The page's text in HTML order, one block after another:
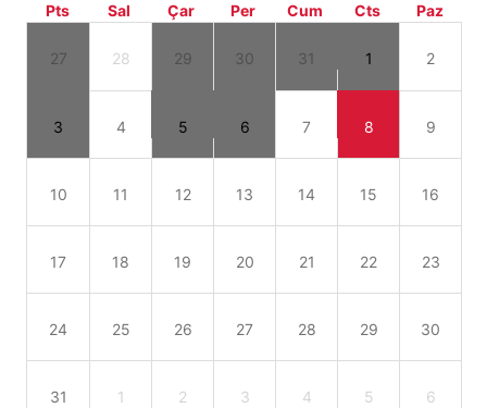
Pts Sal Çar Per Cum Cts Paz
27 28 29 30 31 1 2
3 4 5 6 7 8 9
10 11 12 13 14 15 16
17 18 19 20 21 22 23
24 25 26 27 28 29 30
31 1 2 3 4 5 6